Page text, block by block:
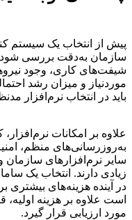
پیش از انتخاب یک سیستم
سازمان به‌دقت بررسی شود.
شیفت‌های کاری، وجود
موردنیاز و میزان رشد
باید در انتخاب نرم‌افزار
علاوه بر امکانات
به‌روزرسانی‌های منظم،
سایر نرم‌افزارهای سازمان
زیادی دارند. انتخاب یک
در آینده هزینه‌های بیشتری
است علاوه بر هزینه اولیه،
مورد ارزیابی قرار گیرد.